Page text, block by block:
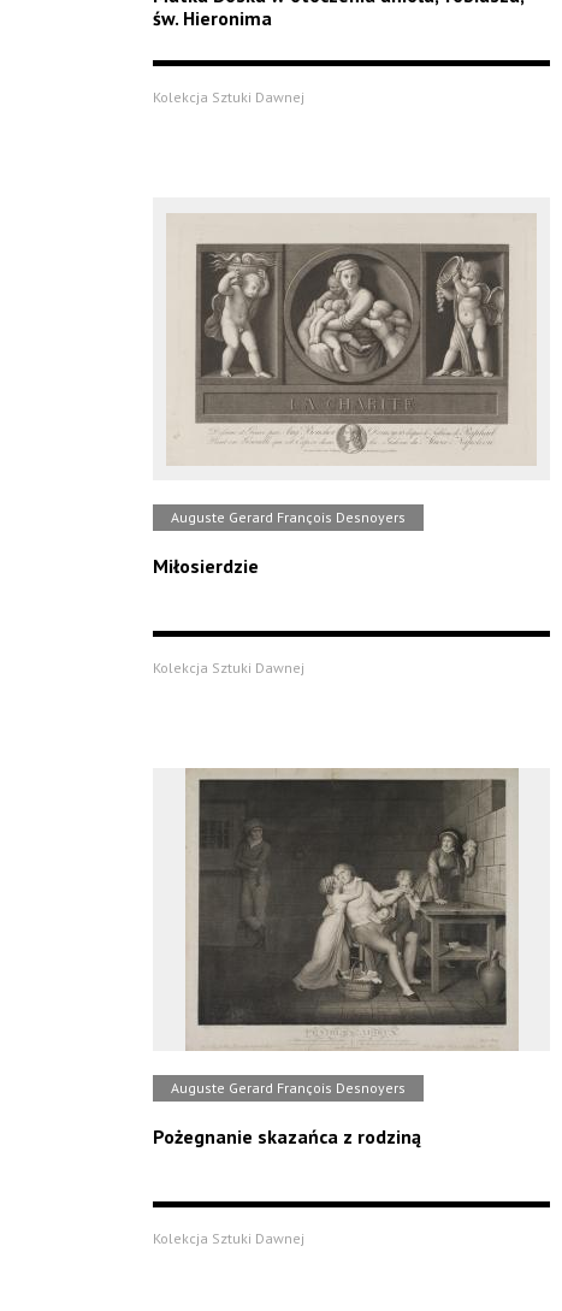
św. Hieronima
Kolekcja Sztuki Dawnej
Auguste Gerard François Desnoyers
Miłosierdzie
Kolekcja Sztuki Dawnej
Auguste Gerard François Desnoyers
Pożegnanie skazańca z rodziną
Kolekcja Sztuki Dawnej